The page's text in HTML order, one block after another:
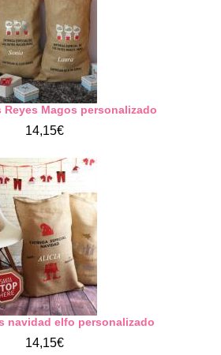
Reyes Magos personalizado
14,15€
navidad elfo personalizado
14,15€